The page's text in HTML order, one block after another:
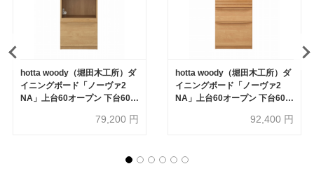
hotta woody（堀田木工所）ダ
イニングボード「ノーヴァ2
NA」上台60オープン 下台60オ
高さ174cm【オンラインショ
79,200 円
hotta woody（堀田木工所）ダ
イニングボード「ノーヴァ2
NA」上台60オープン 下台60引
さ174cm アルダー材【オンラ
92,400 円